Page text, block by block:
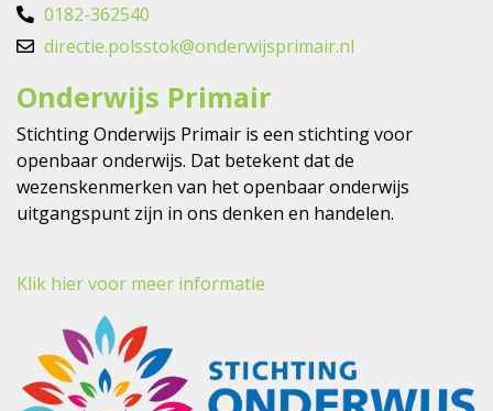
0182-362540
directie.polsstok@onderwijsprimair.nl
Onderwijs Primair
Stichting Onderwijs Primair is een stichting voor
openbaar onderwijs. Dat betekent dat de
wezenskenmerken van het openbaar onderwijs
uitgangspunt zijn in ons denken en handelen.
Klik hier voor meer informatie